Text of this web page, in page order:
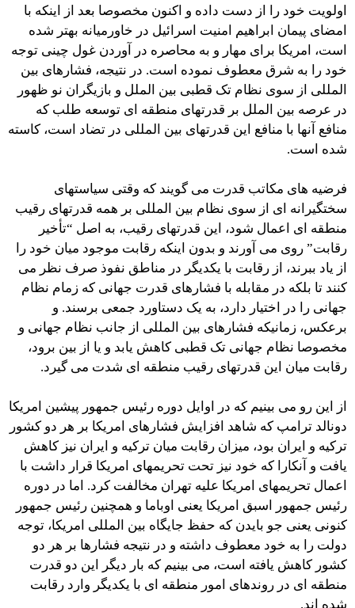
اولویت خود را از دست داده و اکنون مخصوصا بعد از اینکه با
امضای پیمان ابراهیم امنیت اسرائیل در خاورمیانه بهتر شده
است، امریکا برای مهار و به محاصره در آوردن غول چینی توجه
خود را به شرق معطوف نموده است. در نتیجه، فشارهای بین
المللی از سوی نظام تک قطبی بین الملل و بازیگران نو ظهور
در عرصه بین الملل بر قدرتهای منطقه ای توسعه طلب که
منافع آنها با منافع این قدرتهای بین المللی در تضاد است، کاسته
شده است.
فرضیه های مکاتب قدرت می گویند که وقتی سیاستهای
سختگیرانه ای از سوی نظام بین المللی بر همه قدرتهای رقیب
منطقه ای اعمال شود، این قدرتهای رقیب، به اصل “تأخیر
رقابت” روی می آورند و بدون اینکه رقابت موجود میان خود را
از یاد ببرند، از رقابت با یکدیگر در مناطق نفوذ صرف نظر می
کنند تا بلکه در مقابله با فشارهای قدرت جهانی که زمام نظام
جهانی را در اختیار دارد، به یک دستاورد جمعی برسند. و
برعکس، زمانیکه فشارهای بین المللی از جانب نظام جهانی و
مخصوصا نظام جهانی تک قطبی کاهش یابد و یا از بین برود،
رقابت میان این قدرتهای رقیب منطقه ای شدت می گیرد.
از این رو می بینیم که در اوایل دوره رئیس جمهور پیشین امریکا
دونالد ترامپ که شاهد افزایش فشارهای امریکا بر هر دو کشور
ترکیه و ایران بود، میزان رقابت میان ترکیه و ایران نیز کاهش
یافت و آنکارا که خود نیز تحت تحریمهای امریکا قرار داشت با
اعمال تحریمهای امریکا علیه تهران مخالفت کرد. اما در دوره
رئیس جمهور اسبق امریکا یعنی اوباما و همچنین رئیس جمهور
کنونی یعنی جو بایدن که حفظ جایگاه بین المللی امریکا، توجه
دولت را به خود معطوف داشته و در نتیجه فشارها بر هر دو
کشور کاهش یافته است، می بینیم که بار دیگر این دو قدرت
منطقه ای در روندهای امور منطقه ای با یکدیگر وارد رقابت
شده اند.